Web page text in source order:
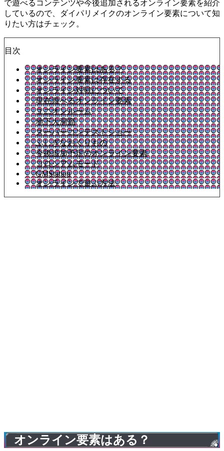
で遊べるコンテンツや今後追加されるオンライン要素を紹介
しているので、ダイパリメイクのオンライン要素について知
りたい方はチェック。
目次
オンライン要素はある？
オンライン要素は存在する
オンライン対戦について
現在遊べるオンライン要素
ユニオンルーム
地下大洞窟
スーパーコンテストショー
ふしぎなおくりもの
今後追加予定のオンライン要素
コロシアムモード
GMStation
オンラインで遊ぶ方法
オンライン要素はある？